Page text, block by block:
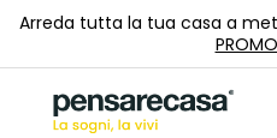
Arreda tutta la tua casa a